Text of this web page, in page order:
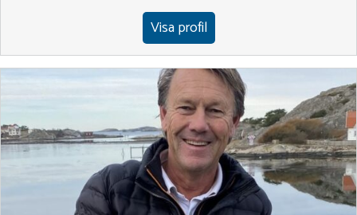
Visa profil